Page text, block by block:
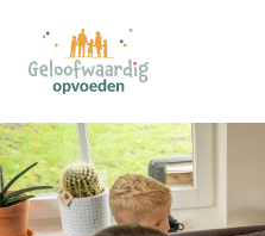
Kind & Geloof
Bidden
Zingen